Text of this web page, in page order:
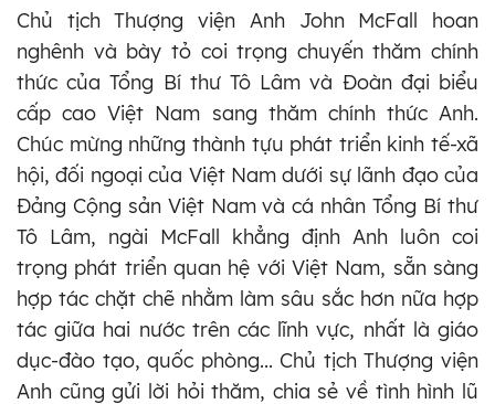
Chủ tịch Thượng viện Anh John McFall hoan
nghênh và bày tỏ coi trọng chuyến thăm chính
thức của Tổng Bí thư Tô Lâm và Đoàn đại biểu
cấp cao Việt Nam sang thăm chính thức Anh.
Chúc mừng những thành tựu phát triển kinh tế-xã
hội, đối ngoại của Việt Nam dưới sự lãnh đạo của
Đảng Cộng sản Việt Nam và cá nhân Tổng Bí thư
Tô Lâm, ngài McFall khẳng định Anh luôn coi
trọng phát triển quan hệ với Việt Nam, sẵn sàng
hợp tác chặt chẽ nhằm làm sâu sắc hơn nữa hợp
tác giữa hai nước trên các lĩnh vực, nhất là giáo
dục-đào tạo, quốc phòng... Chủ tịch Thượng viện
Anh cũng gửi lời hỏi thăm, chia sẻ về tình hình lũ